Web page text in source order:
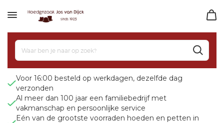
Voor 16:00 besteld op werkdagen, dezelfde dag
verzonden
Al meer dan 100 jaar een familiebedrijf met
vakmanschap en persoonlijke service
Eén van de grootste voorraden hoeden en petten in